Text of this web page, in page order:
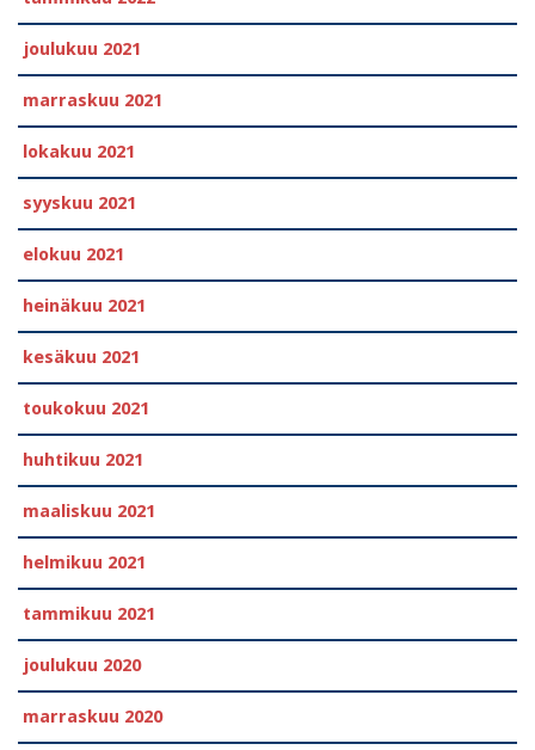
joulukuu 2021
marraskuu 2021
lokakuu 2021
syyskuu 2021
elokuu 2021
heinäkuu 2021
kesäkuu 2021
toukokuu 2021
huhtikuu 2021
maaliskuu 2021
helmikuu 2021
tammikuu 2021
joulukuu 2020
marraskuu 2020